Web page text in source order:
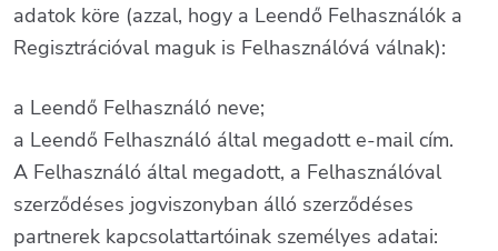
adatok köre (azzal, hogy a Leendő Felhasználók a
Regisztrációval maguk is Felhasználóvá válnak):
a Leendő Felhasználó neve;
a Leendő Felhasználó által megadott e-mail cím.
A Felhasználó által megadott, a Felhasználóval
szerződéses jogviszonyban álló szerződéses
partnerek kapcsolattartóinak személyes adatai: